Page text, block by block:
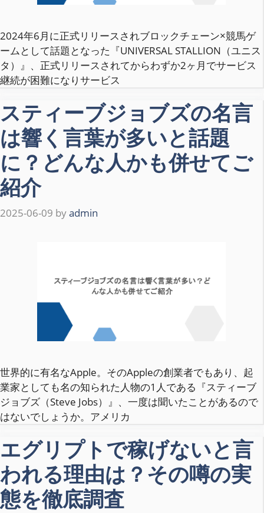
2024年6月に正式リリースされブロックチェーン×競馬ゲ
ームとして話題となった『UNIVERSAL STALLION（ユニス
タ）』、正式リリースされてからわずか2ヶ月でサービス
継続が困難になりサービス
スティーブジョブズの名言
は響く言葉が多いと話題
に？どんな人かも併せてご
紹介
2025-06-09 byadmin
世界的に有名なApple。そのAppleの創業者でもあり、起
業家としても名の知られた人物の1人である『スティーブ
ジョブズ（Steve Jobs）』、一度は聞いたことがあるので
はないでしょうか。アメリカ
エグリプトで稼げないと言
われる理由は？その噂の実
態を徹底調査